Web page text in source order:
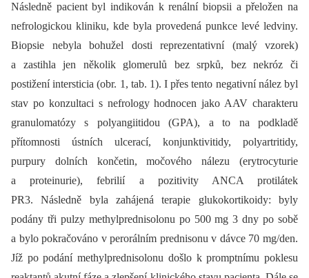
Následně pacient byl indikován k renální biopsii a přeložen na
nefrologickou kliniku, kde byla provedená punkce levé ledviny.
Biopsie nebyla bohužel dosti reprezentativní (malý vzorek)
a zastihla jen několik glomerulů bez srpků, bez nekróz či
postižení intersticia (obr. 1, tab. 1). I přes tento negativní nález byl
stav po konzultaci s nefrology hodnocen jako AAV charakteru
granulomatózy s polyangiitidou (GPA), a to na podkladě
přítomnosti ústních ulcerací, konjunktivitidy, polyartritidy,
purpury dolních končetin, močového nálezu (erytrocyturie
a proteinurie), febrilií a pozitivity ANCA protilátek
PR3. Následně byla zahájená terapie glukokortikoidy: byly
podány tři pulzy methylprednisolonu po 500 mg 3 dny po sobě
a bylo pokračováno v perorálním prednisonu v dávce 70 mg/den.
Jíž po podání methylprednisolonu došlo k promptnímu poklesu